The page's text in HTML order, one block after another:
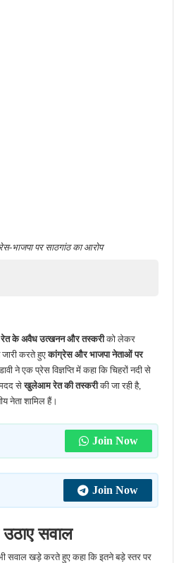
भाजपा पर साठगांठ का आरोप
रेत के अवैध उत्खनन और तस्करीको लेकर
जारी करते हुएकांग्रेस और भाजपा नेताओं पर
ने एक प्रेस विज्ञप्ति में कहा कि चिहरों नदी से
मदद सेखुलेआम रेत की तस्करीकी जा रही है,
नेता शामिल हैं।
Join Now
Join Now
सवाल
सवाल खड़े करते हुए कहा कि इतने बड़े स्तर पर